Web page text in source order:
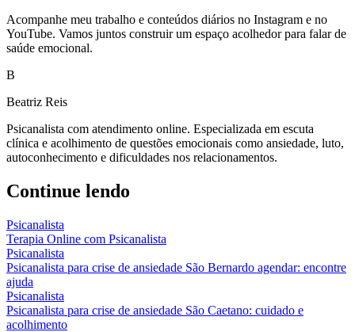
Acompanhe meu trabalho e conteúdos diários no Instagram e no
YouTube. Vamos juntos construir um espaço acolhedor para falar de
saúde emocional.
B
Beatriz Reis
Psicanalista com atendimento online. Especializada em escuta
clínica e acolhimento de questões emocionais como ansiedade, luto,
autoconhecimento e dificuldades nos relacionamentos.
Continue lendo
Psicanalista
Terapia Online com Psicanalista
Psicanalista
Psicanalista para crise de ansiedade São Bernardo agendar: encontre
ajuda
Psicanalista
Psicanalista para crise de ansiedade São Caetano: cuidado e
acolhimento